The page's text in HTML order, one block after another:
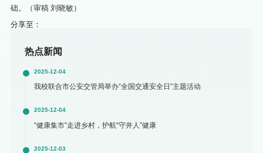
础。（审稿 刘晓敏）
分享至：
热点新闻
2025-12-04
我校联合市公安交管局举办“全国交通安全日”主题活动
2025-12-04
“健康集市”走进乡村，护航“守井人”健康
2025-12-03